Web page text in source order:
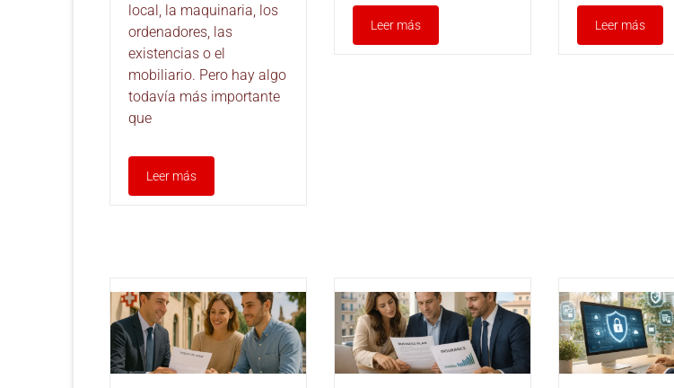
local, la maquinaria, los
ordenadores, las
existencias o el
mobiliario. Pero hay algo
todavía más importante
que
Leer más
Leer más Leer más